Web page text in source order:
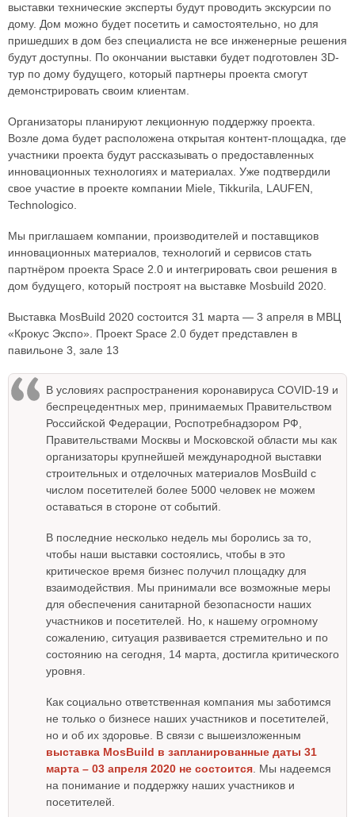
выставки технические эксперты будут проводить экскурсии по
дому. Дом можно будет посетить и самостоятельно, но для
пришедших в дом без специалиста не все инженерные решения
будут доступны. По окончании выставки будет подготовлен 3D-
тур по дому будущего, который партнеры проекта смогут
демонстрировать своим клиентам.
Организаторы планируют лекционную поддержку проекта.
Возле дома будет расположена открытая контент-площадка, где
участники проекта будут рассказывать о предоставленных
инновационных технологиях и материалах. Уже подтвердили
свое участие в проекте компании Miele, Tikkurila, LAUFEN,
Technologico.
Мы приглашаем компании, производителей и поставщиков
инновационных материалов, технологий и сервисов стать
партнёром проекта Space 2.0 и интегрировать свои решения в
дом будущего, который построят на выставке Mosbuild 2020.
Выставка MosBuild 2020 состоится 31 марта — 3 апреля в МВЦ
«Крокус Экспо». Проект Space 2.0 будет представлен в
павильоне 3, зале 13
В условиях распространения коронавируса COVID-19 и
беспрецедентных мер, принимаемых Правительством
Российской Федерации, Роспотребнадзором РФ,
Правительствами Москвы и Московской области мы как
организаторы крупнейшей международной выставки
строительных и отделочных материалов MosBuild с
числом посетителей более 5000 человек не можем
оставаться в стороне от событий.
В последние несколько недель мы боролись за то,
чтобы наши выставки состоялись, чтобы в это
критическое время бизнес получил площадку для
взаимодействия. Мы принимали все возможные меры
для обеспечения санитарной безопасности наших
участников и посетителей. Но, к нашему огромному
сожалению, ситуация развивается стремительно и по
состоянию на сегодня, 14 марта, достигла критического
уровня.
Как социально ответственная компания мы заботимся
не только о бизнесе наших участников и посетителей,
но и об их здоровье. В связи с вышеизложенным
выставка MosBuild в запланированные даты 31
марта – 03 апреля 2020 не состоится. Мы надеемся
на понимание и поддержку наших участников и
посетителей.